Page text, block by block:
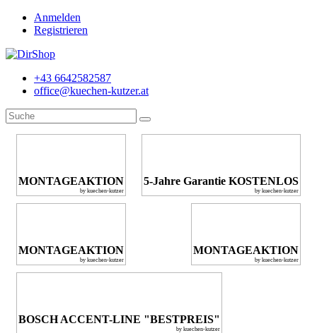
Anmelden
Registrieren
+43 6642582587
office@kuechen-kutzer.at
MONTAGEAKTION
by kuechen-kutzer
5-Jahre Garantie KOSTENLOS
by kuechen-kutzer
MONTAGEAKTION
by kuechen-kutzer
MONTAGEAKTION
by kuechen-kutzer
BOSCH ACCENT-LINE "BESTPREIS"
by kuechen-kutzer